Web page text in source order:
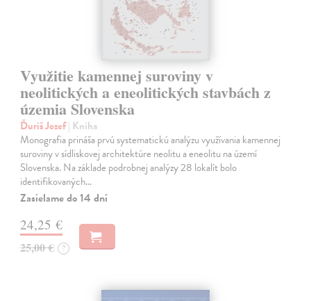
Využitie kamennej suroviny v
neolitických a eneolitických stavbách z
územia Slovenska
Ďuriš Jozef| Kniha
Monografia prináša prvú systematickú analýzu využívania kamennej
suroviny v sídliskovej architektúre neolitu a eneolitu na území
Slovenska. Na základe podrobnej analýzy 28 lokalít bolo
identifikovaných…
Zasielame do 14 dní
24,25 €
25,00 € ?